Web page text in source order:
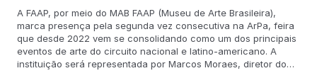
A FAAP, por meio do MAB FAAP (Museu de Arte Brasileira),
marca presença pela segunda vez consecutiva na ArPa, feira
que desde 2022 vem se consolidando como um dos principais
eventos de arte do circuito nacional e latino-americano. A
instituição será representada por Marcos Moraes, diretor do